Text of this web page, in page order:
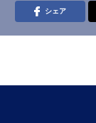
シェア